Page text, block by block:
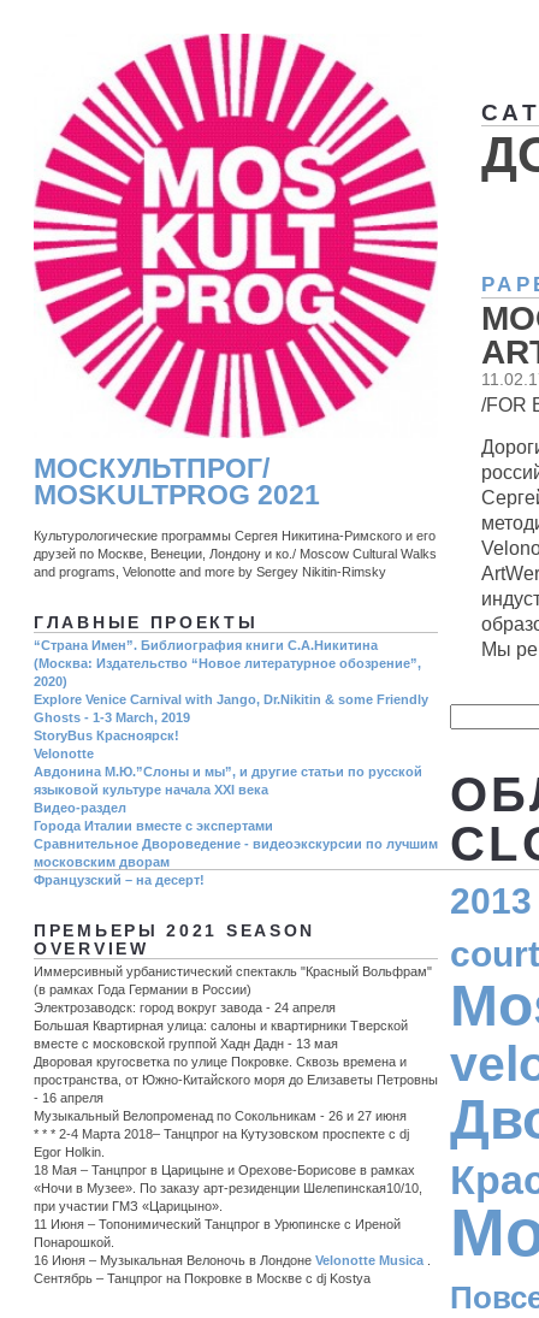
/FOR
Мы
МОСКУЛЬТПРОГ/
MOSKULTPROG 2021
Культурологические программы Сергея Никитина-Римского и его
друзей по Москве, Венеции, Лондону и ко./ Moscow Cultural Walks
and programs, Velonotte and more by Sergey Nikitin-Rimsky
ГЛАВНЫЕ ПРОЕКТЫ
“Страна Имен”. Библиография книги С.А.Никитина
(Москва: Издательство “Новое литературное обозрение”,
2020)
Explore Venice Carnival with Jango, Dr.Nikitin & some Friendly
Ghosts - 1-3 March, 2019
StoryBus Красноярск!
Velonotte
Авдонина М.Ю.”Слоны и мы”, и другие статьи по русской
языковой культуре начала ХХI века
Видео-раздел
Города Италии вместе с экспертами
Сравнительное Двороведение - видеоэкскурсии по лучшим
московским дворам
Французский – на десерт!
ПРЕМЬЕРЫ 2021 SEASON
OVERVIEW
Иммерсивный урбанистический спектакль "Красный Вольфрам"
(в рамках Года Германии в России)
Электрозаводск: город вокруг завода - 24 апреля
Большая Квартирная улица: салоны и квартирники Тверской
вместе с московской группой Хадн Дадн - 13 мая
Дворовая кругосветка по улице Покровке. Сквозь времена и
пространства, от Южно-Китайского моря до Елизаветы Петровны
- 16 апреля
Музыкальный Велопроменад по Сокольникам - 26 и 27 июня
* * * 2-4 Марта 2018– Танцпрог на Кутузовском проспекте с dj
Egor Holkin.
18 Мая – Танцпрог в Царицыне и Орехове-Борисове в рамках
«Ночи в Музее». По заказу арт-резиденции Шелепинская10/10,
при участии ГМЗ «Царицыно».
11 Июня – Топонимический Танцпрог в Урюпинске c Иреной
Понарошкой.
16 Июня – Музыкальная Велоночь в Лондоне Velonotte Musica
Сентябрь – Танцпрог на Покровке в Москве с dj Kostya
2013